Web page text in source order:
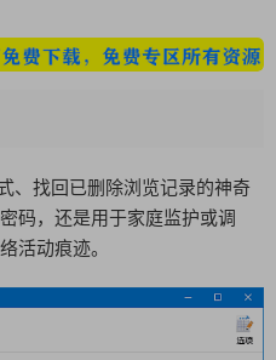
、找回已删除浏览记录的神奇
码，还是用于家庭监护或调
活动痕迹。